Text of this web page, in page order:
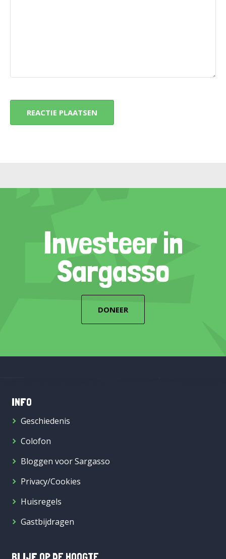
Investeer in
Sargasso
DONEER
INFO
Geschiedenis
Colofon
Bloggen voor Sargasso
Privacy/Cookies
Huisregels
Gastbijdragen